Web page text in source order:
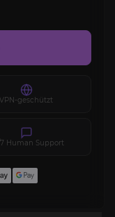
VPN-geschützt
Human Support